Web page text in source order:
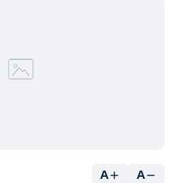
A
A